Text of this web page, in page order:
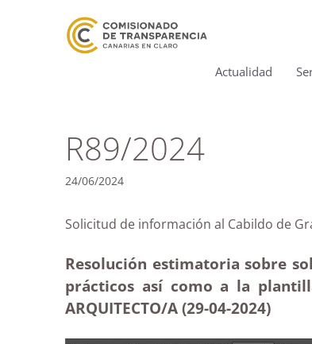
Actualidad
R89/2024
24/06/2024
Solicitud de información al Cabildo
Resolución estimatoria sobre
prácticos así como a la
ARQUITECTO/A (29-04-2024)